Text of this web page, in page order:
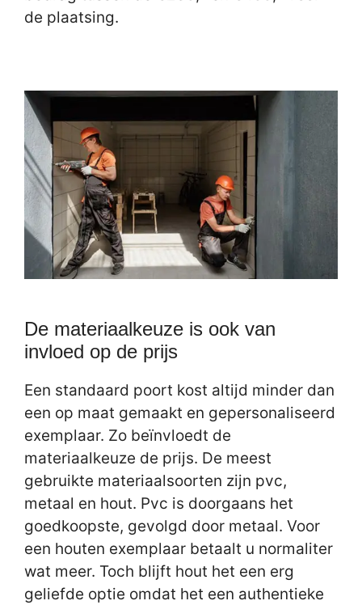
de plaatsing.
De materiaalkeuze is ook van
invloed op de prijs
Een standaard poort kost altijd minder dan
een op maat gemaakt en gepersonaliseerd
exemplaar. Zo beïnvloedt de
materiaalkeuze de prijs. De meest
gebruikte materiaalsoorten zijn pvc,
metaal en hout. Pvc is doorgaans het
goedkoopste, gevolgd door metaal. Voor
een houten exemplaar betaalt u normaliter
wat meer. Toch blijft hout het een erg
geliefde optie omdat het een authentieke